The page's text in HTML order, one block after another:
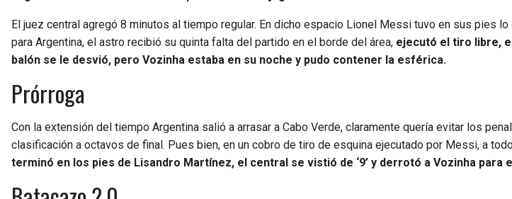
El juez central agregó 8 minutos al tiempo regular. En dicho espacio Lionel Messi tuvo en sus pies
para Argentina, el astro recibió su quinta falta del partido en el borde del área, ejecutó el tiro libre,
balón se le desvió, pero Vozinha estaba en su noche y pudo contener la esférica.
Prórroga
Con la extensión del tiempo Argentina salió a arrasar a Cabo Verde, claramente quería evitar los
clasificación a octavos de final. Pues bien, en un cobro de tiro de esquina ejecutado por Messi, a
terminó en los pies de Lisandro Martínez, el central se vistió de ‘9’ y derrotó a Vozinha para